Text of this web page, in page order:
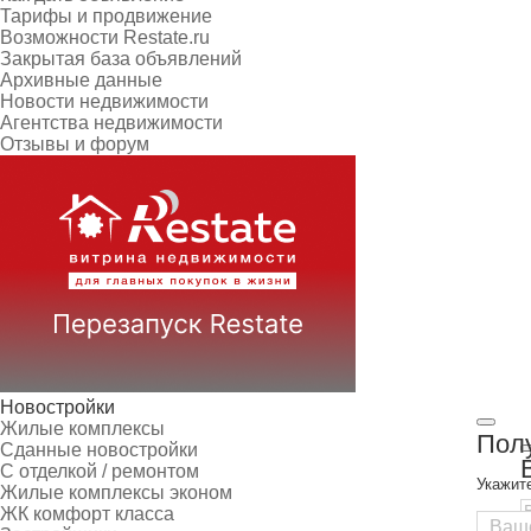
Тарифы и продвижение
Возможности Restate.ru
Закрытая база объявлений
Архивные данные
Новости недвижимости
Агентства недвижимости
Отзывы и форум
Новостройки
Жилые комплексы
Сданные новостройки
С отделкой / ремонтом
Жилые комплексы эконом
ЖК комфорт класса